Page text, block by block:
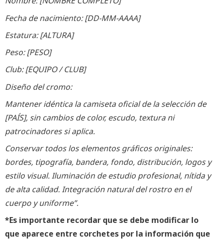
Fecha de nacimiento: [DD-MM-AAAA]
Estatura: [ALTURA]
Peso: [PESO]
Club: [EQUIPO / CLUB]
Diseño del cromo:
Mantener idéntica la camiseta oficial de la selección de
[PAÍS], sin cambios de color, escudo, textura ni
patrocinadores si aplica.
Conservar todos los elementos gráficos originales:
bordes, tipografía, bandera, fondo, distribución, logos y
estilo visual. Iluminación de estudio profesional, nítida y
de alta calidad. Integración natural del rostro en el
cuerpo y uniforme”.
*Es importante recordar que se debe modificar lo
que aparece entre corchetes por la información que